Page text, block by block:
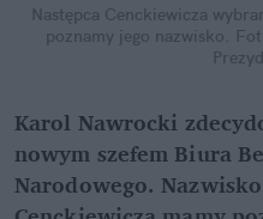
Następca Cenckiewicza
poznamy jego nazwisko.
Karol Nawrocki
nowym szefem Biura
Narodowego.